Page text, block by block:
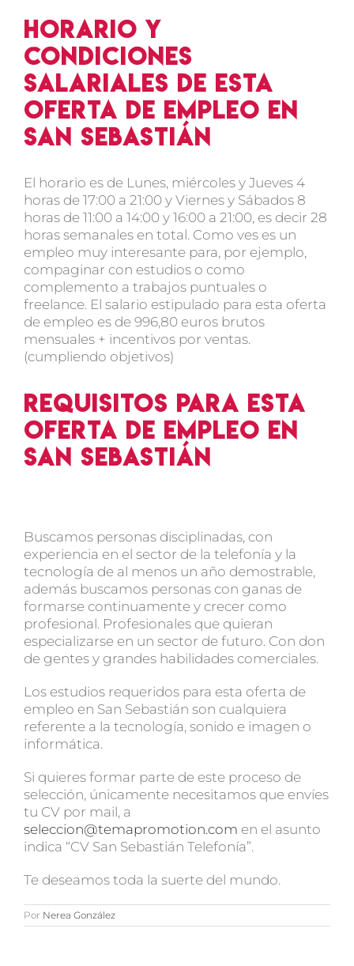
Horario y
condiciones
salariales de esta
oferta de empleo en
San Sebastián
El horario es de Lunes, miércoles y Jueves 4
horas de 17:00 a 21:00 y Viernes y Sábados 8
horas de 11:00 a 14:00 y 16:00 a 21:00, es decir 28
horas semanales en total. Como ves es un
empleo muy interesante para, por ejemplo,
compaginar con estudios o como
complemento a trabajos puntuales o
freelance. El salario estipulado para esta oferta
de empleo es de 996,80 euros brutos
mensuales + incentivos por ventas.
(cumpliendo objetivos)
Requisitos para esta
oferta de empleo en
San Sebastián
Buscamos personas disciplinadas, con
experiencia en el sector de la telefonía y la
tecnología de al menos un año demostrable,
además buscamos personas con ganas de
formarse continuamente y crecer como
profesional. Profesionales que quieran
especializarse en un sector de futuro. Con don
de gentes y grandes habilidades comerciales.
Los estudios requeridos para esta oferta de
empleo en San Sebastián son cualquiera
referente a la tecnología, sonido e imagen o
informática.
Si quieres formar parte de este proceso de
selección, únicamente necesitamos que envíes
tu CV por mail, a
seleccion@temapromotion.com en el asunto
indica “CV San Sebastián Telefonía”.
Te deseamos toda la suerte del mundo.
Por Nerea González